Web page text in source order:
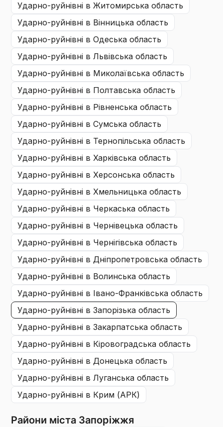
ударно-руйнівні в Житомирська область
ударно-руйнівні в Вінницька область
ударно-руйнівні в Одеська область
ударно-руйнівні в Львівська область
ударно-руйнівні в Миколаївська область
ударно-руйнівні в Полтавська область
ударно-руйнівні в Рівненська область
ударно-руйнівні в Сумська область
ударно-руйнівні в Тернопільська область
ударно-руйнівні в Харківська область
ударно-руйнівні в Херсонська область
ударно-руйнівні в Хмельницька область
ударно-руйнівні в Черкаська область
ударно-руйнівні в Чернівецька область
ударно-руйнівні в Чернігівська область
ударно-руйнівні в Дніпропетровська область
ударно-руйнівні в Волинська область
ударно-руйнівні в Івано-Франківська область
ударно-руйнівні в Запорізька область
ударно-руйнівні в Закарпатська область
ударно-руйнівні в Кіровоградська область
ударно-руйнівні в Донецька область
ударно-руйнівні в Луганська область
ударно-руйнівні в Крим (АРК)
Райони міста Запоріжжя